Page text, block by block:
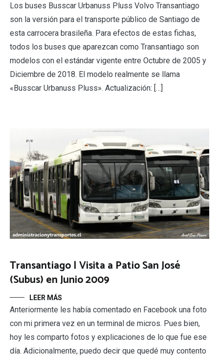
Los buses Busscar Urbanuss Pluss Volvo Transantiago
son la versión para el transporte público de Santiago de
esta carrocera brasileña. Para efectos de estas fichas,
todos los buses que aparezcan como Transantiago son
modelos con el estándar vigente entre Octubre de 2005 y
Diciembre de 2018. El modelo realmente se llama
«Busscar Urbanuss Pluss». Actualización: […]
Transantiago | Visita a Patio San José
(Subus) en Junio 2009
LEER MÁS
Anteriormente les había comentado en Facebook una foto
con mi primera vez en un terminal de micros. Pues bien,
hoy les comparto fotos y explicaciones de lo que fue ese
día. Adicionalmente, puedo decir que quedé muy contento